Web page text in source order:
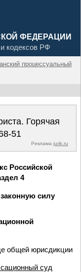
ФЕДЕРАЦИИ
кодексов РФ
процессуальный
Горячая
51
Реклама jurik.ru
Российской
4
силу
общей юрисдикции
суд